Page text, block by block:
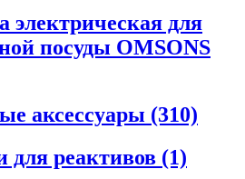
электрическая для
посуды OMSONS
аксессуары (310)
для реактивов (1)